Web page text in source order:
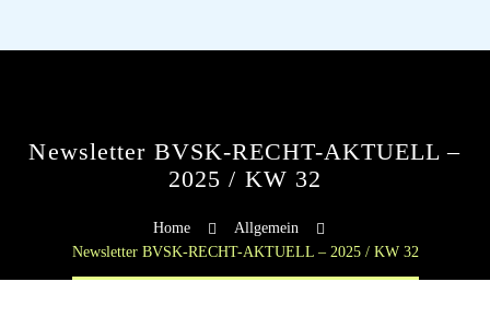
Newsletter BVSK-RECHT-AKTUELL –
2025 / KW 32
Home
Allgemein
Newsletter BVSK-RECHT-AKTUELL – 2025 / KW 32